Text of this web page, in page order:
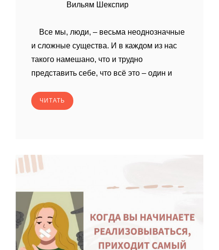
Вильям Шекспир
Все мы, люди, – весьма неоднозначные
и сложные существа. И в каждом из нас
такого намешано, что и трудно
представить себе, что всё это – один и
ЧИТАТЬ